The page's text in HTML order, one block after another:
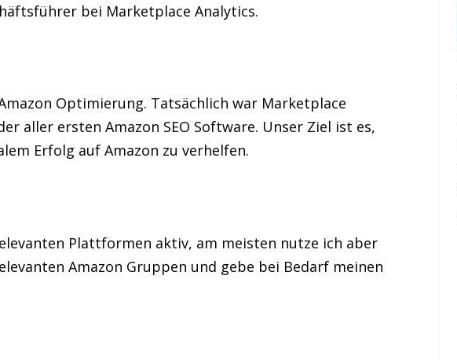
bei Marketplace Analytics.
Optimierung. Tatsächlich war Marketplace
aller ersten Amazon SEO Software. Unser Ziel ist es,
Erfolg auf Amazon zu verhelfen.
Plattformen aktiv, am meisten nutze ich aber
Amazon Gruppen und gebe bei Bedarf meinen